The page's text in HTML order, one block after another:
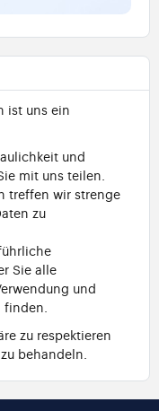
ist uns ein
und
mit uns teilen.
treffen wir strenge
zu
Sie alle
und
zu respektieren
behandeln.